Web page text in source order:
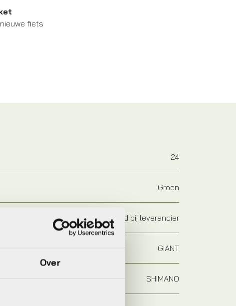
Over
fiets
24
Groen
Op voorraad bij leverancier
GIANT
SHIMANO